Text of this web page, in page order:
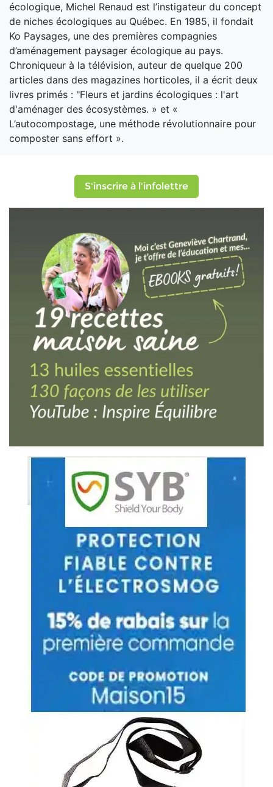
écologique, Michel Renaud est l’instigateur du concept
de niches écologiques au Québec. En 1985, il fondait
Ko Paysages, une des premières compagnies
d’aménagement paysager écologique au pays.
Chroniqueur à la télévision, auteur de quelque 200
articles dans des magazines horticoles, il a écrit deux
livres primés : "Fleurs et jardins écologiques : l'art
d'aménager des écosystèmes. » et «
L’autocompostage, une méthode révolutionnaire pour
composter sans effort ».
S'inscrire à l'infolettre